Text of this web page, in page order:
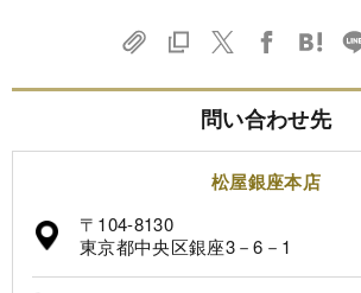
問い合わせ先
松屋銀座本店
〒104-8130
東京都中央区銀座3－6－1